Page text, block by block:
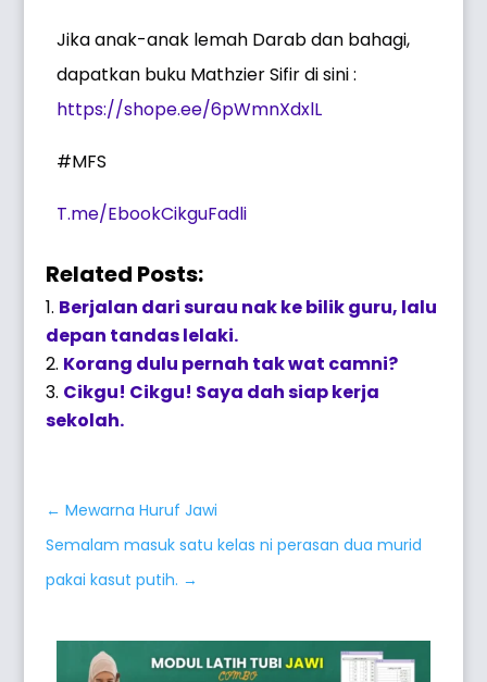
Jika anak-anak lemah Darab dan bahagi,
dapatkan buku Mathzier Sifir di sini :
https://shope.ee/6pWmnXdxlL
#MFS
T.me/EbookCikguFadli
Related Posts:
Berjalan dari surau nak ke bilik guru, lalu
depan tandas lelaki.
Korang dulu pernah tak wat camni?
Cikgu! Cikgu! Saya dah siap kerja
sekolah.
←Mewarna Huruf Jawi
Semalam masuk satu kelas ni perasan dua murid
pakai kasut putih. →